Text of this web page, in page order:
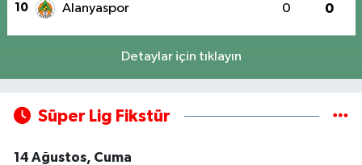
10 Alanyaspor 0 0
Detaylar için tıklayın
Süper Lig Fikstür
14 Ağustos, Cuma